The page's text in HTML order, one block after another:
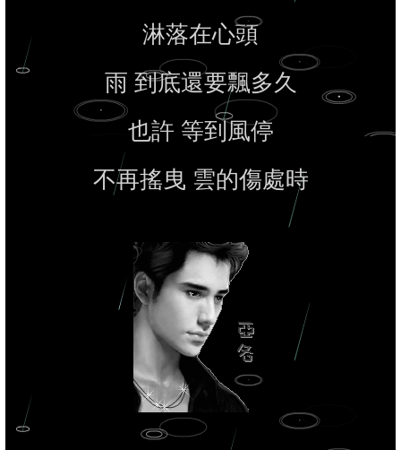
淋落在心頭
雨 到底還要飄多久
也許 等到風停
不再搖曳 雲的傷處時